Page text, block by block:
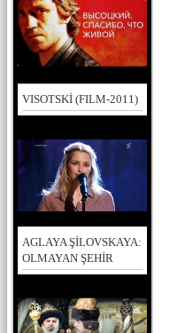
VISOTSKİ (FILM-2011)
AGLAYA ŞİLOVSKAYA:
OLMAYAN ŞEHİR